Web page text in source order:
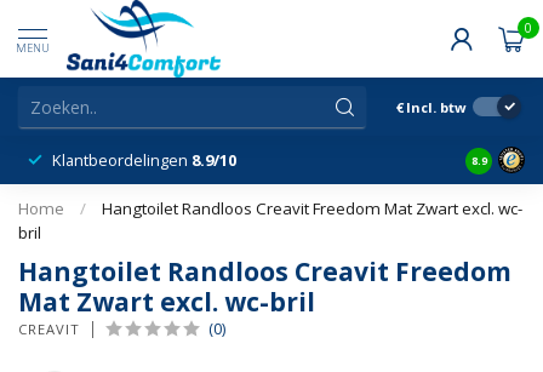
MENU
0
€ Incl. btw
Klantbeordelingen 8.9/10 8.9
Home /
Hangtoilet Randloos Creavit Freedom Mat Zwart excl. wc-
bril
Hangtoilet Randloos Creavit Freedom
Mat Zwart excl. wc-bril
CREAVIT (0)